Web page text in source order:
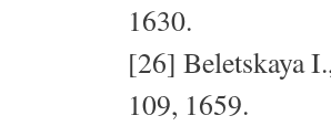
1630.
[26] Beletskaya
109, 1659.